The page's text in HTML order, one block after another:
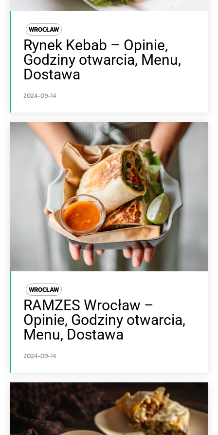
WROCŁAW
Rynek Kebab – Opinie,
Godziny otwarcia, Menu,
Dostawa
2024-09-14
WROCŁAW
RAMZES Wrocław –
Opinie, Godziny otwarcia,
Menu, Dostawa
2024-09-14